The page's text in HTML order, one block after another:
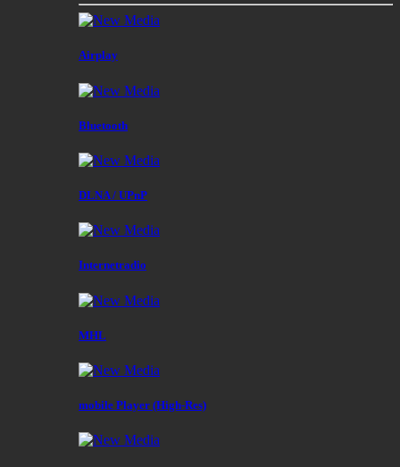
Airplay
Bluetooth
DLNA / UPnP
Internetradio
MHL
mobile Player (High-Res)